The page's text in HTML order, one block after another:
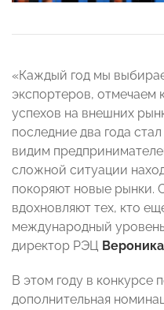
«Каждый год мы
экспортеров, отмечаем
успехов на внешних
последние два года
видим
сложной ситуации
покоряют новые рынки.
вдохновляют тех, кто
международный
директор РЭЦ
В этом году в конкурсе
дополнительная